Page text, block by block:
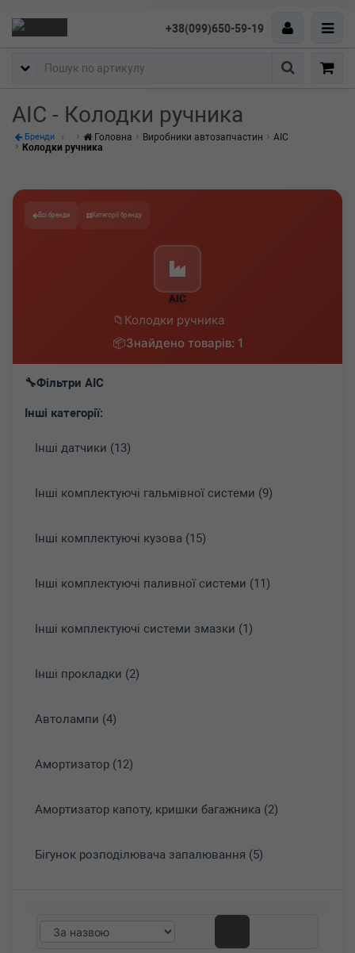
+38(099)650-59-19
Пошук
AIC - Колодки ручника
Бренди Головна Виробники автозапчастин
AIC
Колодки ручника
Всі бренди Категорії бренду
AIC
Колодки ручника
Знайдено товарів: 1
Фільтри AIC
Інші категорії:
Інші датчики (13)
Інші комплектуючі гальмівної системи (9)
Інші комплектуючі кузова (15)
Інші комплектуючі паливної системи (11)
Інші комплектуючі системи змазки (1)
Інші прокладки (2)
Автолампи (4)
Амортизатор (12)
Амортизатор капоту, кришки багажника (2)
Бігунок розподілювача запалювання (5)